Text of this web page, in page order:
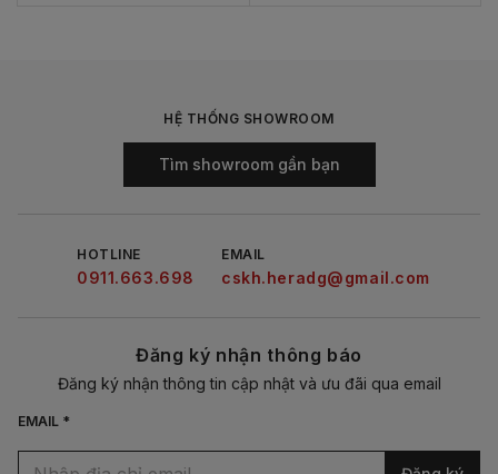
HỆ THỐNG SHOWROOM
Tìm showroom gần bạn
HOTLINE
0911.663.698
EMAIL
cskh.heradg@gmail.com
Đăng ký nhận thông báo
Đăng ký nhận thông tin cập nhật và ưu đãi qua email
EMAIL *